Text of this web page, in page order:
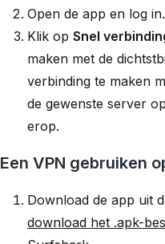
Open de app en log in.
Klik op Snel
maken met de
verbinding te maken
de gewenste server
erop.
Een VPN gebruiken
Download de app uit
download het .apk-